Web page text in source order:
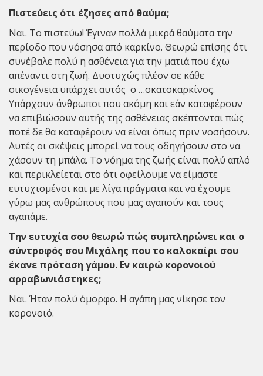
Πιστεύεις ότι έζησες από θαύμα;
Ναι. Το πιστεύω! Έγιναν πολλά μικρά θαύματα την
περίοδο που νόσησα από καρκίνο. Θεωρώ επίσης ότι
συνέβαλε πολύ η ασθένεια για την ματιά που έχω
απέναντι στη ζωή. Δυστυχώς πλέον σε κάθε
οικογένεια υπάρχει αυτός ο …σκατοκαρκίνος.
Υπάρχουν άνθρωποι που ακόμη και εάν καταφέρουν
να επιβιώσουν αυτής της ασθένειας σκέπτονται πώς
ποτέ δε θα καταφέρουν να είναι όπως πριν νοσήσουν.
Αυτές οι σκέψεις μπορεί να τους οδηγήσουν στο να
χάσουν τη μπάλα. Το νόημα της ζωής είναι πολύ απλό
και περικλείεται στο ότι οφείλουμε να είμαστε
ευτυχισμένοι και με λίγα πράγματα και να έχουμε
γύρω μας ανθρώπους που μας αγαπούν και τους
αγαπάμε.
Την ευτυχία σου θεωρώ πώς συμπληρώνει και ο
σύντροφός σου Μιχάλης που το καλοκαίρι σου
έκανε πρόταση γάμου. Εν καιρώ κορονοιού
αρραβωνιάστηκες;
Ναι. Ήταν πολύ όμορφο. Η αγάπη μας νίκησε τον
κορονοιό.